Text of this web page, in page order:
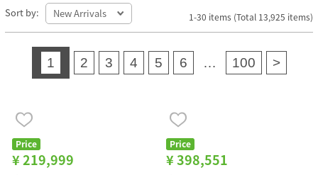
Sort by: 1-30 items (Total 13,925 items)
1 2 3 4 5 6 … 100 >
Price
¥ 219,999
Price
¥ 398,551